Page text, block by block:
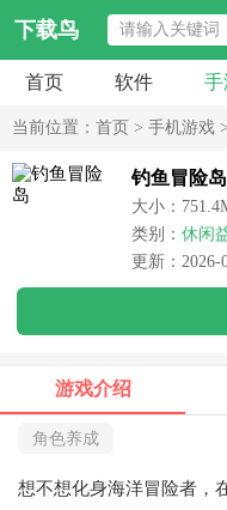
下载鸟
首页 软件 手
当前位置： 首页 > 手机游戏 >
钓鱼冒险岛
大小：
类别： 休闲
更新：2026-
游戏介绍
角色养成
想不想化身海洋冒险者，